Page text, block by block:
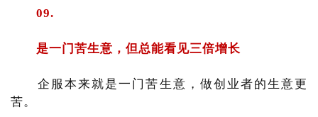
09.
是一门苦生意，但总能看见三倍增长
企服本来就是一门苦生意，做创业者的生意更
苦。